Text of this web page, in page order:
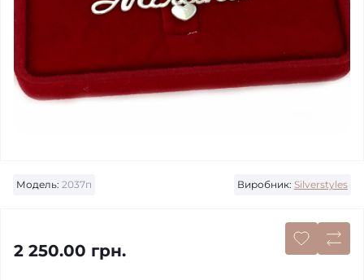
Модель: 2037п Виробник: Silverstyles
2 250.00 грн.